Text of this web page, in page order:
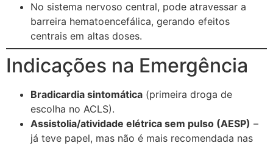
No sistema nervoso central, pode atravessar a
barreira hematoencefálica, gerando efeitos
centrais em altas doses.
Indicações na Emergência
Bradicardia sintomática (primeira droga de
escolha no ACLS).
Assistolia/atividade elétrica sem pulso (AESP) –
já teve papel, mas não é mais recomendada nas